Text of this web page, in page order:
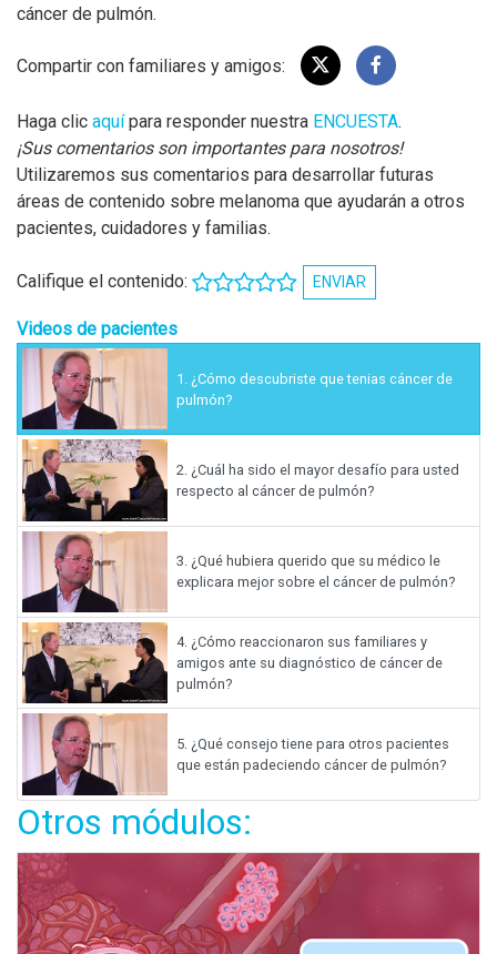
cáncer de pulmón.
Compartir con familiares y amigos:
Haga clic aquípara responder nuestra ENCUESTA.
¡Sus comentarios son importantes para nosotros!
Utilizaremos sus comentarios para desarrollar futuras
áreas de contenido sobre melanoma que ayudarán a otros
pacientes, cuidadores y familias.
Califique el contenido: ENVIAR
Videos de pacientes
1. ¿Cómo descubriste que tenias cáncer de
pulmón?
2. ¿Cuál ha sido el mayor desafío para usted
respecto al cáncer de pulmón?
3.¿Qué hubiera querido que su médico le
explicara mejor sobre el cáncer de pulmón?
4.¿Cómo reaccionaron sus familiares y
amigos ante su diagnóstico de cáncer de
pulmón?
5.¿Qué consejo tiene para otros pacientes
que están padeciendo cáncer de pulmón?
Otros módulos: